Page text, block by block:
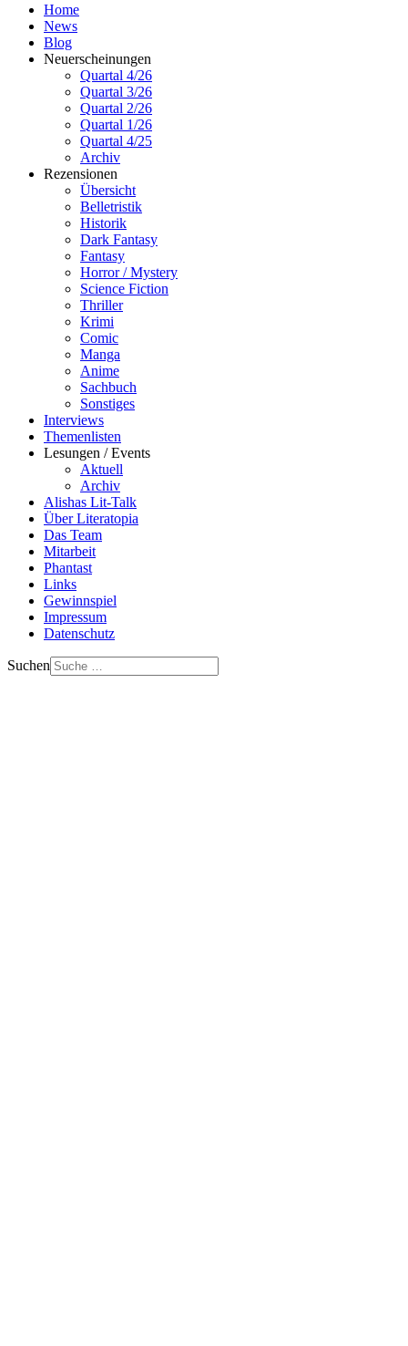
Home
News
Blog
Neuerscheinungen
Quartal 4/26
Quartal 3/26
Quartal 2/26
Quartal 1/26
Quartal 4/25
Archiv
Rezensionen
Übersicht
Belletristik
Historik
Dark Fantasy
Fantasy
Horror / Mystery
Science Fiction
Thriller
Krimi
Comic
Manga
Anime
Sachbuch
Sonstiges
Interviews
Themenlisten
Lesungen / Events
Aktuell
Archiv
Alishas Lit-Talk
Über Literatopia
Das Team
Mitarbeit
Phantast
Links
Gewinnspiel
Impressum
Datenschutz
Suchen